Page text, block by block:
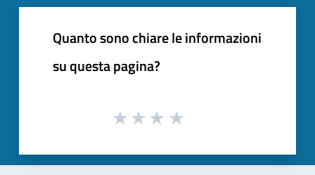
Quanto sono chiare le informazioni
su questa pagina?